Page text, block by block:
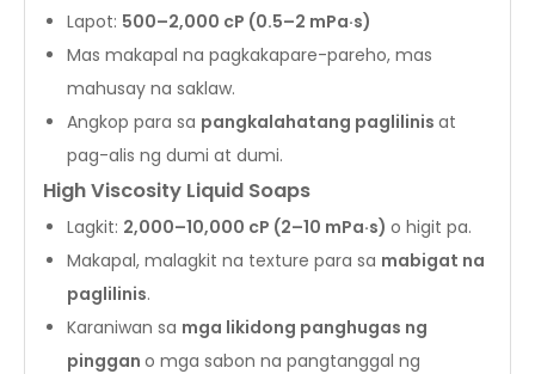
Lapot: 500–2,000 cP (0.5–2 mPa·s)
Mas makapal na pagkakapare-pareho, mas
mahusay na saklaw.
Angkop para sa pangkalahatang paglilinis at
pag-alis ng dumi at dumi.
High Viscosity Liquid Soaps
Lagkit: 2,000–10,000 cP (2–10 mPa·s) o higit pa.
Makapal, malagkit na texture para sa mabigat na
paglilinis.
Karaniwan sa mga likidong panghugas ng
pinggan o mga sabon na pangtanggal ng